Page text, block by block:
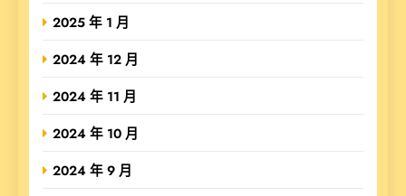
2025 年 1 月
2024 年 12 月
2024 年 11 月
2024 年 10 月
2024 年 9 月